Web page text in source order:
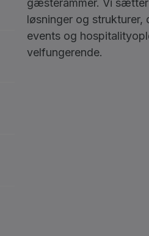
gæsterammer. Vi
løsninger og strukturer,
events og
velfungerende.